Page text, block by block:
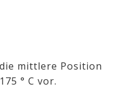
mittlere Position
° C vor.